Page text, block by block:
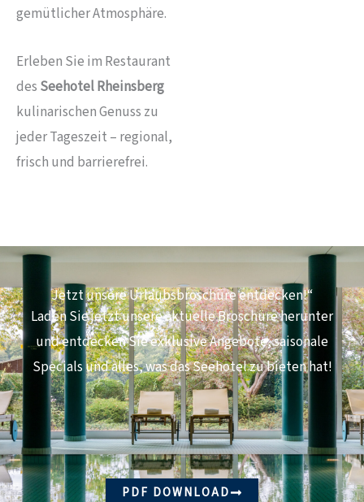
gemütlicher Atmosphäre.
Erleben Sie im Restaurant
des Seehotel Rheinsberg
kulinarischen Genuss zu
jeder Tageszeit – regional,
frisch und barrierefrei.
Jetzt unsere Urlaubsbroschüre entdecken!“
Laden Sie jetzt unsere aktuelle Broschüre herunter
und entdecken Sie exklusive Angebote, saisonale
Specials und alles, was das Seehotel zu bieten hat!
PDF DOWNLOAD